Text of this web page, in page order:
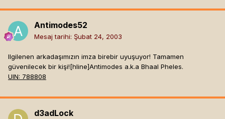
Antimodes52
Mesaj tarihi: Şubat 24, 2003
Ilgilenen arkadaşımızın imza birebir uyuşuyor! Tamamen
güvenilecek bir kişi![hline]Antimodes a.k.a Bhaal Pheles.
UIN: 788808
d3adLock